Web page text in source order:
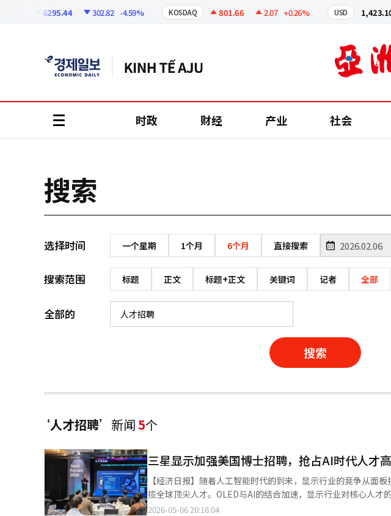
6295.44 302.82 -4.59% KOSDAQ 801.66 2.07 +0.26% USD 1,423.10
时政 财经 产业 社会
搜索
选择时间 一个星期 1个月 6个月 直接搜索
搜索范围 标题 正文 标题+正文 关键词 记者 全部
全部的
搜索
‘人才招聘’ 新闻5个
三星显示加强美国博士招聘，抢占AI时代人才
【经济日报】随着人工智能时代的到来，显示行业的竞争从面
揽全球顶尖人才。OLED与AI的结合加速，显示行业对核心人才
洛杉矶举办了面向博士级人才的‘科技论坛’，分享公司愿景和
2026-05-06 20:16:04